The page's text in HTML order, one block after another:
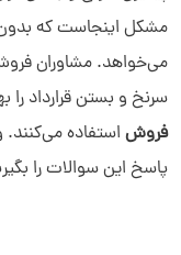
کاریز فروش مشاوران
کاریز فروش مشاوران
اتوماسیون کاریز فروش
مشکل اینجاست که بدون
می‌خواهد. مشاوران فروش
سرنخ و بستن قرارداد را
فروش استفاده می‌کنند.
پاسخ این سوالات را